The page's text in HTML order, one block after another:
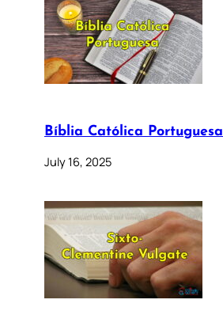
Bíblia Católica Portuguesa
July 16, 2025